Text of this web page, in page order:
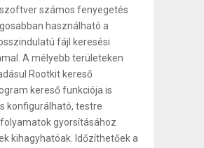
számos fenyegetés
használható a
fájl keresési
A mélyebb területeken
Rootkit kereső
kereső funkciója is
konfigurálható, testre
gyorsításához
kihagyhatóak. Időzíthetőek a